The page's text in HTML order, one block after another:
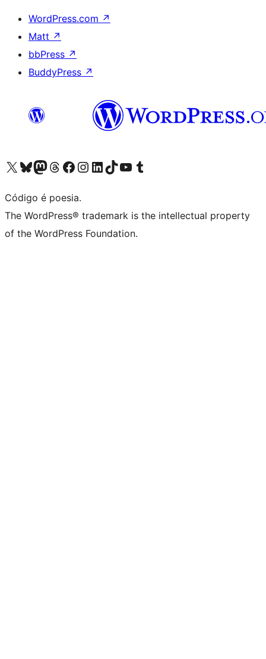
WordPress.com ↗
Matt ↗
bbPress ↗
BuddyPress ↗
Visite a nossa conta X (antigo Twitter)
Visit our Bluesky account
Visit our Mastodon account
Visit our Threads account
Visite a nossa página do Facebook
Visite a nossa conta no Instagram
Visite a nossa conta no LinkedIn
Visit our TikTok account
Visit our YouTube channel
Visit our Tumblr account
Código é poesia.
The WordPress® trademark is the intellectual property
of the WordPress Foundation.